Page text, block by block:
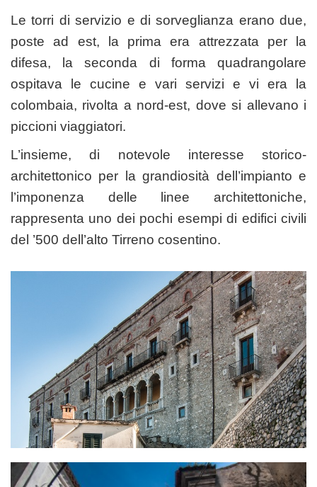
Le torri di servizio e di sorveglianza erano due,
poste ad est, la prima era attrezzata per la
difesa, la seconda di forma quadrangolare
ospitava le cucine e vari servizi e vi era la
colombaia, rivolta a nord-est, dove si allevano i
piccioni viaggiatori.
L’insieme, di notevole interesse storico-
architettonico per la grandiosità dell’impianto e
l’imponenza delle linee architettoniche,
rappresenta uno dei pochi esempi di edifici civili
del ’500 dell’alto Tirreno cosentino.